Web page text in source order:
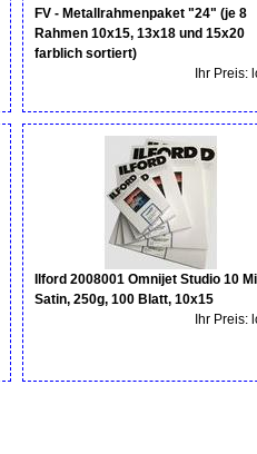
FV - Metallrahmenpaket "24" (je 8
Rahmen 10x15, 13x18 und 15x20
farblich sortiert)
Ihr Preis:
Ilford 2008001 Omnijet Studio 10 Mil
Satin, 250g, 100 Blatt, 10x15
Ihr Preis: